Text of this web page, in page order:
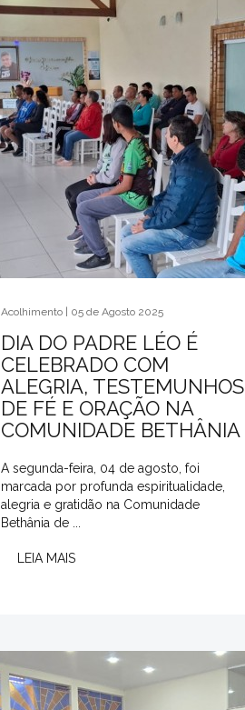
Acolhimento | 05 de Agosto 2025
DIA DO PADRE LÉO É
CELEBRADO COM
ALEGRIA, TESTEMUNHOS
DE FÉ E ORAÇÃO NA
COMUNIDADE BETHÂNIA
A segunda-feira, 04 de agosto, foi
marcada por profunda espiritualidade,
alegria e gratidão na Comunidade
Bethânia de ...
LEIA MAIS